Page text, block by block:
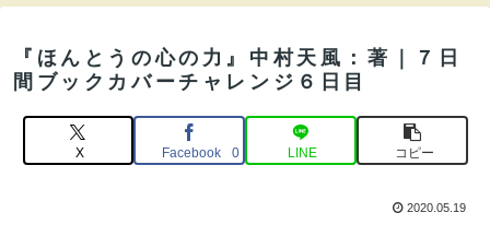
『ほんとうの心の力』中村天風：著｜７日
間ブックカバーチャレンジ６日目
X Facebook 0 LINE コピー
2020.05.19